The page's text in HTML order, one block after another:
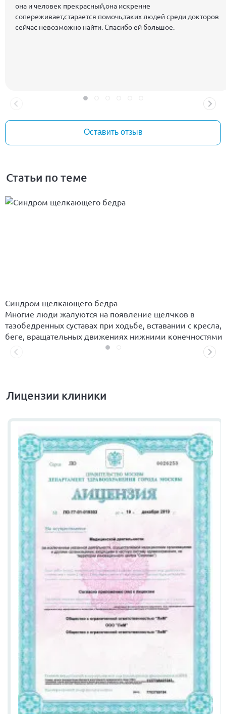
она и человек прекрасный,она искренне
сопереживает,старается помочь,таких людей среди докторов
сейчас невозможно найти. Спасибо ей большое.
Оставить отзыв
Статьи по теме
Синдром щелкающего бедра
Многие люди жалуются на появление щелчков в
тазобедренных суставах при ходьбе, вставании с кресла,
беге, вращательных движениях нижними конечностями
Лицензии клиники